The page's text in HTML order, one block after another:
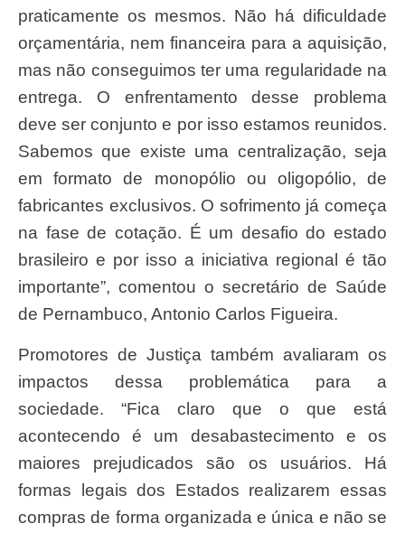
praticamente os mesmos. Não há dificuldade
orçamentária, nem financeira para a aquisição,
mas não conseguimos ter uma regularidade na
entrega. O enfrentamento desse problema
deve ser conjunto e por isso estamos reunidos.
Sabemos que existe uma centralização, seja
em formato de monopólio ou oligopólio, de
fabricantes exclusivos. O sofrimento já começa
na fase de cotação. É um desafio do estado
brasileiro e por isso a iniciativa regional é tão
importante”, comentou o secretário de Saúde
de Pernambuco, Antonio Carlos Figueira.
Promotores de Justiça também avaliaram os
impactos dessa problemática para a
sociedade. “Fica claro que o que está
acontecendo é um desabastecimento e os
maiores prejudicados são os usuários. Há
formas legais dos Estados realizarem essas
compras de forma organizada e única e não se